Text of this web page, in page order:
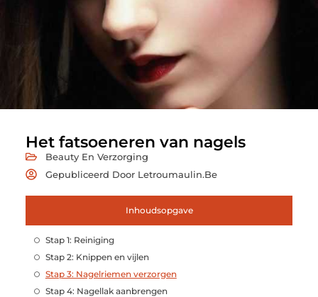
Het fatsoeneren van nagels
Beauty En Verzorging
Gepubliceerd Door Letroumaulin.be
Inhoudsopgave
Stap 1: Reiniging
Stap 2: Knippen en vijlen
Stap 3: Nagelriemen verzorgen
Stap 4: Nagellak aanbrengen